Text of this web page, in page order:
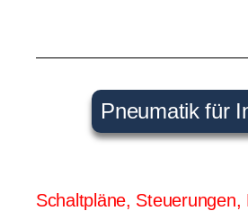
Pneumatik für
Schaltpläne, Steuerungen,